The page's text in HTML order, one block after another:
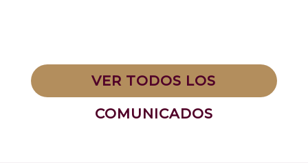
VER TODOS LOS
COMUNICADOS